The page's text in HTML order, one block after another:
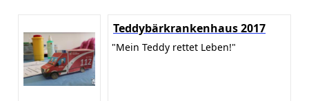
Teddybärkrankenhaus 2017
"Mein Teddy rettet Leben!"